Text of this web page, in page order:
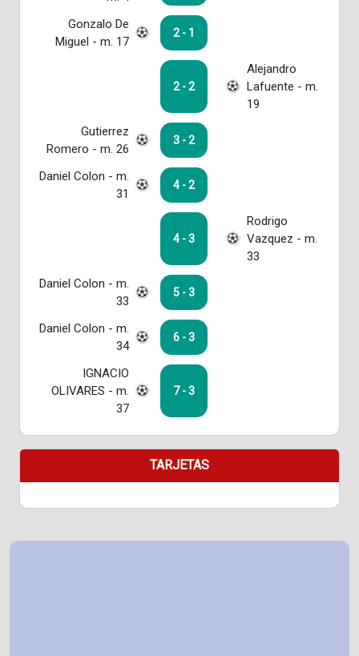
Gonzalo De
Miguel - m. 17
2 - 1
2 - 2
Alejandro
Lafuente - m.
19
Gutierrez
Romero - m. 26
3 - 2
Daniel Colon - m.
31
4 - 2
4 - 3
Rodrigo
Vazquez - m.
33
Daniel Colon - m.
33
5 - 3
Daniel Colon - m.
34
6 - 3
IGNACIO
OLIVARES - m.
37
7 - 3
TARJETAS